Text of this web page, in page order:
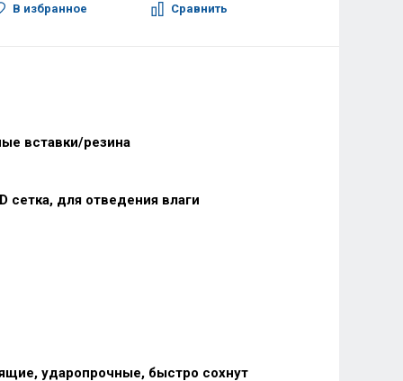
В избранное Сравнить
вставки/резина
сетка, для отведения влаги
ударопрочные, быстро сохнут